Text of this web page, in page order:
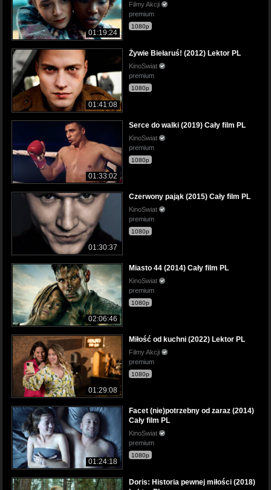
01:19:24
Filmy Akcji
premium
1080p
01:41:08
Żywie Biełaruś! (2012) Lektor PL
KinoSwiat
premium
1080p
01:33:02
Serce do walki (2019) Cały film PL
KinoSwiat
premium
1080p
01:30:37
Czerwony pająk (2015) Cały film PL
KinoSwiat
premium
1080p
02:06:46
Miasto 44 (2014) Cały film PL
KinoSwiat
premium
1080p
01:29:08
Miłość od kuchni (2022) Lektor PL
Filmy Akcji
premium
1080p
01:24:18
Facet (nie)potrzebny od zaraz (2014)
Cały film PL
KinoSwiat
premium
1080p
Doris: Historia pewnej miłości (2018)